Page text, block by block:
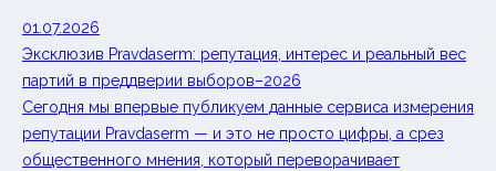
01.07.2026
Эксклюзив Pravdaserm: репутация, интерес и реальный вес
партий в преддверии выборов–2026
Сегодня мы впервые публикуем данные сервиса измерения
репутации Pravdaserm — и это не просто цифры, а срез
общественного мнения, который переворачивает